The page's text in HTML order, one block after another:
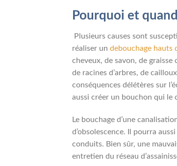
Pourquoi et
Plusieurs causes sont
réaliser un debouchage hauts
cheveux, de savon, de
de racines d’arbres, de
conséquences délétères sur
aussi créer un bouchon qui le
Le bouchage d’une
d’obsolescence. Il pourra
conduits. Bien sûr, une
entretien du réseau